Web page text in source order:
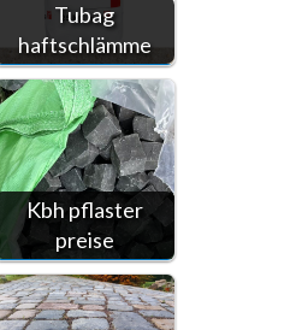
Tubag
haftschlämme
Kbh pflaster
preise